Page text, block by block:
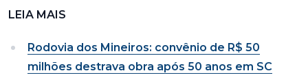
LEIA MAIS
Rodovia dos Mineiros: convênio de R$ 50
milhões destrava obra após 50 anos em SC